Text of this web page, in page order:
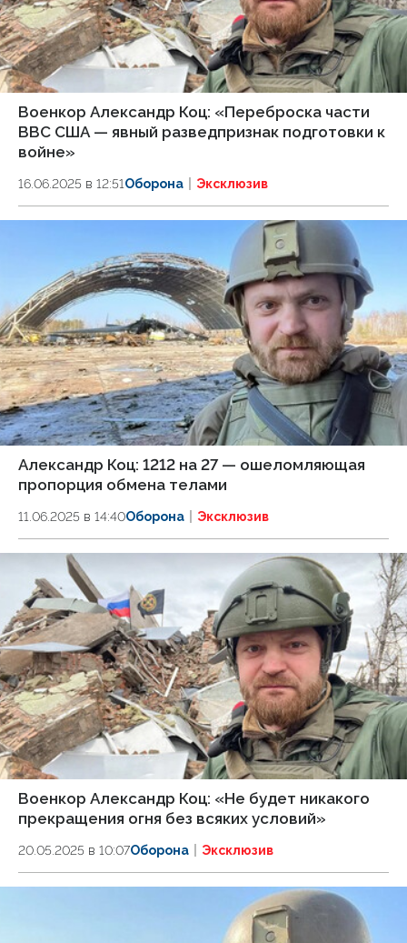
Военкор Александр Коц: «Переброска части
ВВС США — явный разведпризнак подготовки к
войне»
16.06.2025 в 12:51Оборона Эксклюзив
Александр Коц: 1212 на 27 — ошеломляющая
пропорция обмена телами
11.06.2025 в 14:40Оборона Эксклюзив
Военкор Александр Коц: «Не будет никакого
прекращения огня без всяких условий»
20.05.2025 в 10:07Оборона Эксклюзив